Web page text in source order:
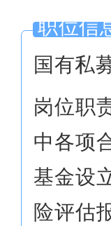
职位信
国有私
岗位职
中各项
基金设
险评估